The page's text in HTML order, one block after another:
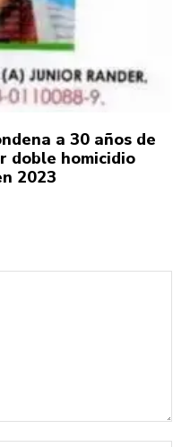
a 30 años de
doble homicidio
2023